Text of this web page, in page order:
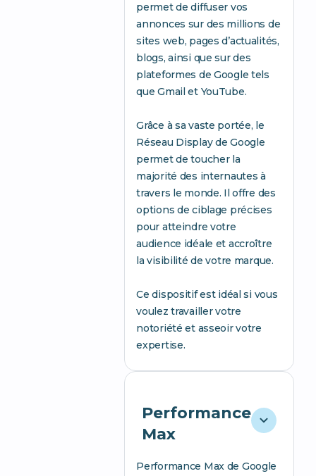
permet de diffuser vos
annonces sur des millions de
sites web, pages d’actualités,
blogs, ainsi que sur des
plateformes de Google tels
que Gmail et YouTube.
Grâce à sa vaste portée, le
Réseau Display de Google
permet de toucher la
majorité des internautes à
travers le monde. Il offre des
options de ciblage précises
pour atteindre votre
audience idéale et accroître
la visibilité de votre marque.
Ce dispositif est idéal si vous
voulez travailler votre
notoriété et asseoir votre
expertise.
Performance
Max
Performance Max de Google